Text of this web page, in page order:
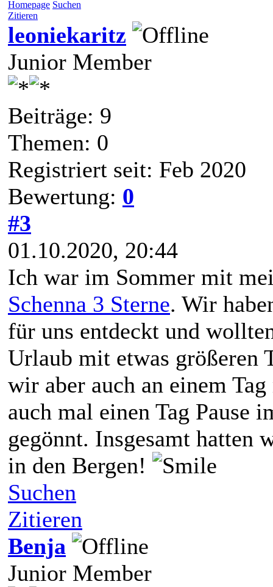
Homepage Suchen
Zitieren
leoniekaritz
Junior Member
Beiträge: 9
Themen: 0
Registriert seit: Feb 2020
Bewertung: 0
#3
01.10.2020, 20:44
Ich war im Sommer mit
Schenna 3 Sterne. Wir
für uns entdeckt und
Urlaub mit etwas größeren
wir aber auch an einem
auch mal einen Tag Pause
gegönnt. Insgesamt hatten
in den Bergen!
Suchen
Zitieren
Benja
Junior Member